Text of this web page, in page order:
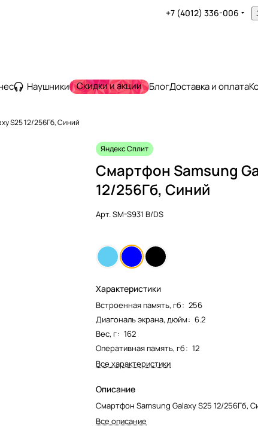
+7 (4012) 336-006
Наушники Скидки и акции БлогДоставка и оплата
S25 12/256Гб, Синий
Яндекс Сплит
Смартфон Samsung
12/256Гб, Синий
Арт.SM-S931 B/DS
Характеристики
Встроенная память, гб: 256
Диагональ экрана, дюйм: 6.2
Вес, г: 162
Оперативная память, гб: 12
Все характеристики
Описание
Смартфон Samsung Galaxy S25 12/256Гб,
Все описание